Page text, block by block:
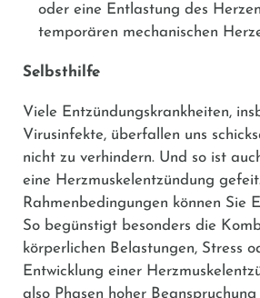
oder eine Entlastung des
temporären mechanischen
Selbsthilfe
Viele Entzündungskrankheiten,
Virusinfekte, überfallen uns
nicht zu verhindern. Und so ist
eine Herzmuskelentzündung
Rahmenbedingungen können Sie
So begünstigt besonders die
körperlichen Belastungen, Stress
Entwicklung einer
also Phasen hoher